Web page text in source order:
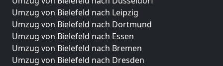
Umzug von Bielefeld nach Leipzig
Umzug von Bielefeld nach Dortmund
Umzug von Bielefeld nach Essen
Umzug von Bielefeld nach Bremen
Umzug von Bielefeld nach Dresden